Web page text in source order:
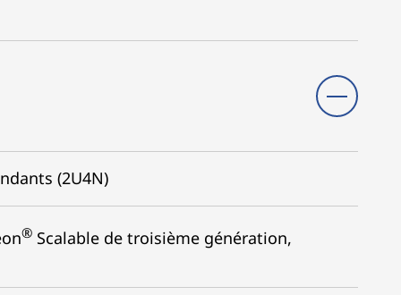
(2U4N)
®Scalable de troisième génération,